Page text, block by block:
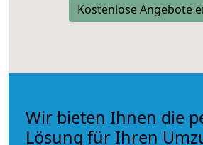
Kostenlose Angebote
Wir bieten Ihnen die
Lösung für Ihren